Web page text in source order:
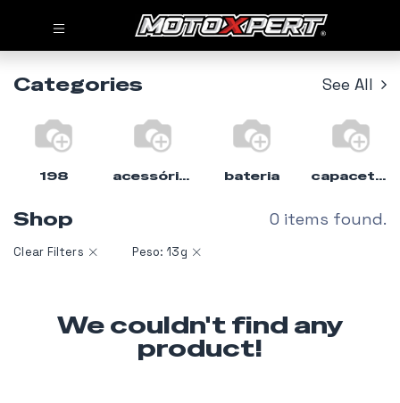
Categories See All
198 acessórios bateria capacete%moto
Shop 0 items found.
Clear Filters Peso: 13g
We couldn't find any
product!